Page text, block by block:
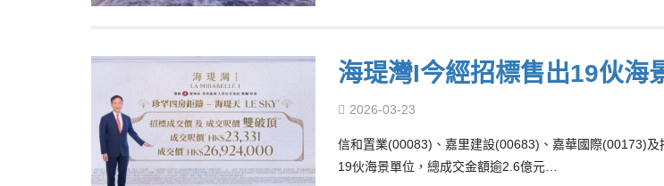
海瑅灣I今經招標售出19伙
2026-03-23
信和置業(00083)、嘉里建設(00683)、嘉華國際(00173)
19伙海景單位，總成交金額逾2.6億元…